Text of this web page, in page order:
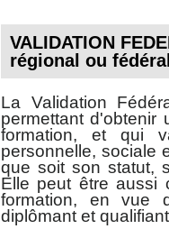
>
VALIDATION
régional ou
La Validation
permettant d'obtenir
formation, et qui
personnelle, sociale
que soit son statut,
Elle peut être aussi
formation, en vue
diplômant et